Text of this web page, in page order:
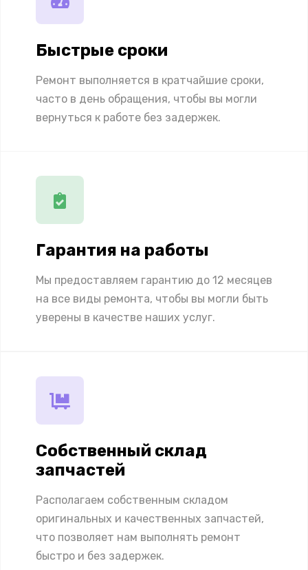
Быстрые сроки
Ремонт выполняется в кратчайшие сроки,
часто в день обращения, чтобы вы могли
вернуться к работе без задержек.
Гарантия на работы
Мы предоставляем гарантию до 12 месяцев
на все виды ремонта, чтобы вы могли быть
уверены в качестве наших услуг.
Собственный склад
запчастей
Располагаем собственным складом
оригинальных и качественных запчастей,
что позволяет нам выполнять ремонт
быстро и без задержек.